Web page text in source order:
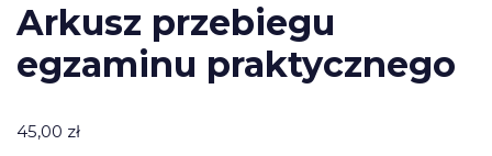
Arkusz przebiegu
egzaminu praktycznego
45,00 zł